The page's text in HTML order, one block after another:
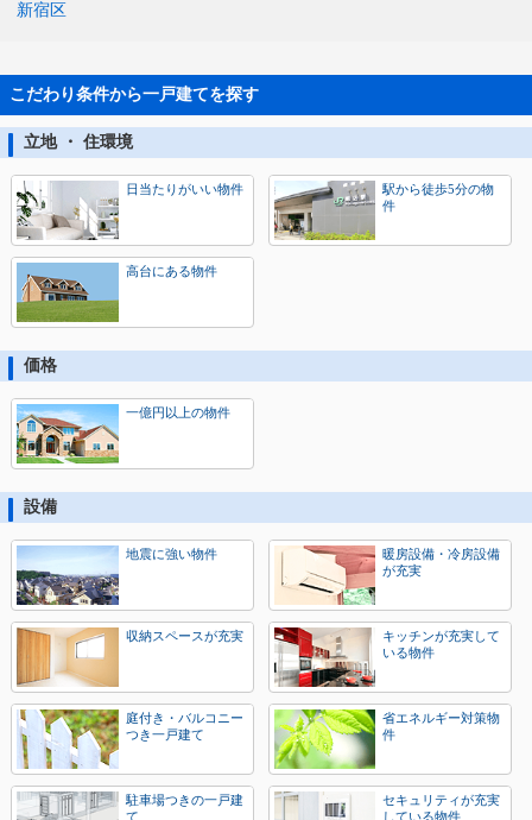
新宿区
こだわり条件から一戸建てを探す
立地 ・ 住環境
日当たりがいい物件
駅から徒歩5分の物
件
高台にある物件
価格
一億円以上の物件
設備
地震に強い物件
暖房設備・冷房設備
が充実
収納スペースが充実
キッチンが充実して
いる物件
庭付き・バルコニー
つき一戸建て
省エネルギー対策物
件
駐車場つきの一戸建
て
セキュリティが充実
している物件